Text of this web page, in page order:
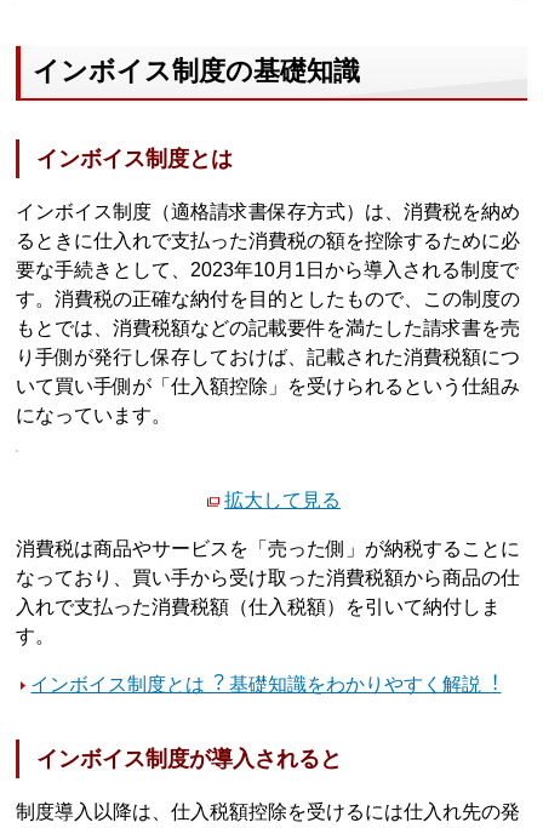
インボイス制度の基礎知識
インボイス制度とは
インボイス制度（適格請求書保存方式）は、消費税を納め
るときに仕入れで支払った消費税の額を控除するために必
要な手続きとして、2023年10月1日から導入される制度で
す。消費税の正確な納付を目的としたもので、この制度の
もとでは、消費税額などの記載要件を満たした請求書を売
り手側が発行し保存しておけば、記載された消費税額につ
いて買い手側が「仕入額控除」を受けられるという仕組み
になっています。
拡大して見る
消費税は商品やサービスを「売った側」が納税することに
なっており、買い手から受け取った消費税額から商品の仕
入れで支払った消費税額（仕入税額）を引いて納付しま
す。
インボイス制度とは︖ 基礎知識をわかりやすく解説︕
インボイス制度が導入されると
制度導入以降は、仕入税額控除を受けるには仕入れ先の発